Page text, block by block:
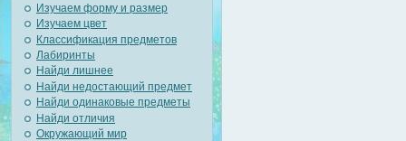
Изучаем форму и размер
Изучаем цвет
Классификация предметов
Лабиринты
Найди лишнее
Найди недостающий предмет
Найди одинаковые предметы
Найди отличия
Окружающий мир